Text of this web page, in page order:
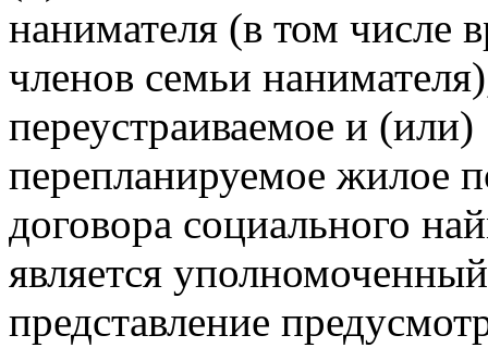
нанимателя (в том числе
членов семьи
переустраиваемое и (или)
перепланируемое жилое
договора социального
является
представление